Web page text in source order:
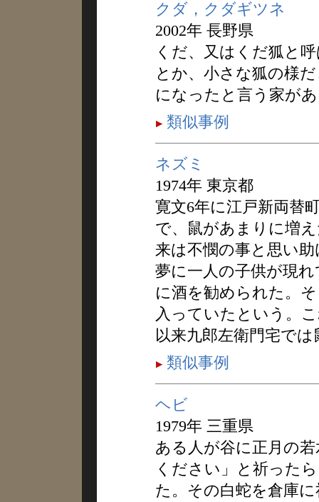
クダ，クダギツネ
2002年 長野県
くだ、又はくだ狐と
とか、小さな狐の様
になったと言う家が
類似事例
ネズミ
1974年 東京都
寛文6年に江戸新両替
で、鼠があまりに増
来は不憫の事と思い
夢に一人の子供が現
に酒を勧められた。
入っていたという。
以来九郎左衛門宅で
類似事例
ヘビ
1979年 三重県
ある人が谷に正月の
ください」と祈った
た。その白蛇を倉庫